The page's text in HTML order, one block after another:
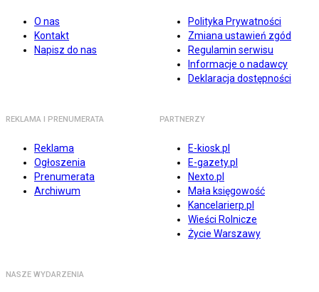
O nas
Kontakt
Napisz do nas
Polityka Prywatności
Zmiana ustawień zgód
Regulamin serwisu
Informacje o nadawcy
Deklaracja dostępności
REKLAMA I PRENUMERATA
Reklama
Ogłoszenia
Prenumerata
Archiwum
PARTNERZY
E-kiosk.pl
E-gazety.pl
Nexto.pl
Mała księgowość
Kancelarierp.pl
Wieści Rolnicze
Życie Warszawy
NASZE WYDARZENIA